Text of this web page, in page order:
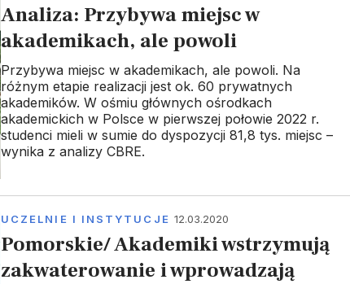
Analiza: Przybywa miejsc w
akademikach, ale powoli
Przybywa miejsc w akademikach, ale powoli. Na
różnym etapie realizacji jest ok. 60 prywatnych
akademików. W ośmiu głównych ośrodkach
akademickich w Polsce w pierwszej połowie 2022 r.
studenci mieli w sumie do dyspozycji 81,8 tys. miejsc –
wynika z analizy CBRE.
UCZELNIE I INSTYTUCJE 12.03.2020
Pomorskie/ Akademiki wstrzymują
zakwaterowanie i wprowadzają